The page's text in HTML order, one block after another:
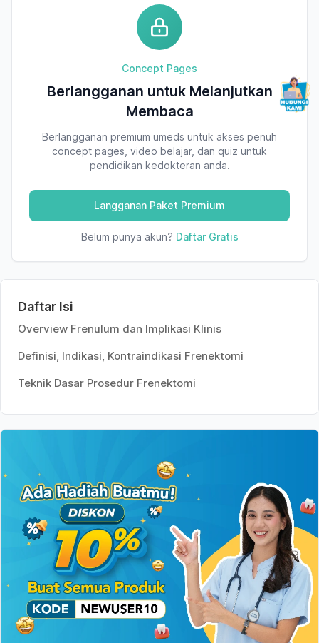
Concept Pages
Berlangganan untuk Melanjutkan
Membaca
Berlangganan premium umeds untuk akses penuh
concept pages, video belajar, dan quiz untuk
pendidikan kedokteran anda.
Langganan Paket Premium
Belum punya akun? Daftar Gratis
Daftar Isi
Overview Frenulum dan Implikasi Klinis
Definisi, Indikasi, Kontraindikasi Frenektomi
Teknik Dasar Prosedur Frenektomi